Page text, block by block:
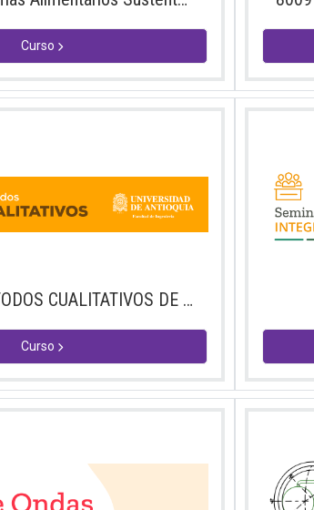
Curso
8009109 - METODOS CUALITATIVOS DE INV
Curso